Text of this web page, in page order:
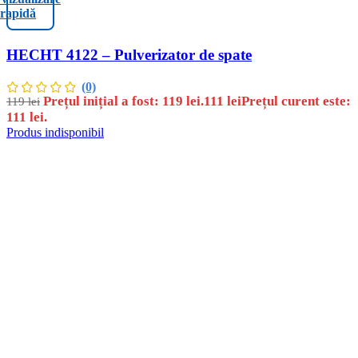
rapidă
HECHT 4122 – Pulverizator de spate
(0)
119lei Prețul inițial a fost: 119 lei.111 leiPrețul curent este:
111 lei.
Produs indisponibil